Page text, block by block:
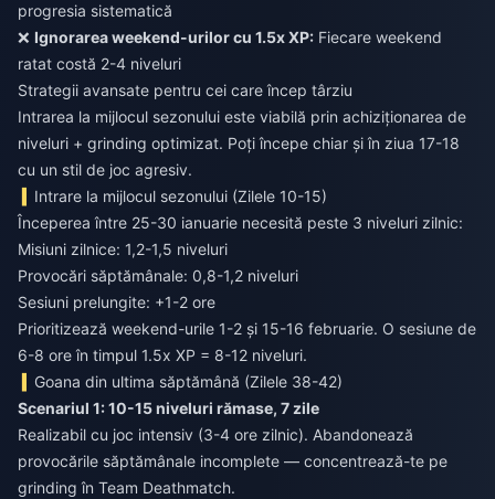
progresia sistematică
❌ Ignorarea weekend-urilor cu 1.5x XP: Fiecare weekend
ratat costă 2-4 niveluri
Strategii avansate pentru cei care încep târziu
Intrarea la mijlocul sezonului este viabilă prin achiziționarea de
niveluri + grinding optimizat. Poți începe chiar și în ziua 17-18
cu un stil de joc agresiv.
Intrare la mijlocul sezonului (Zilele 10-15)
Începerea între 25-30 ianuarie necesită peste 3 niveluri zilnic:
Misiuni zilnice: 1,2-1,5 niveluri
Provocări săptămânale: 0,8-1,2 niveluri
Sesiuni prelungite: +1-2 ore
Prioritizează weekend-urile 1-2 și 15-16 februarie. O sesiune de
6-8 ore în timpul 1.5x XP = 8-12 niveluri.
Goana din ultima săptămână (Zilele 38-42)
Scenariul 1: 10-15 niveluri rămase, 7 zile
Realizabil cu joc intensiv (3-4 ore zilnic). Abandonează
provocările săptămânale incomplete — concentrează-te pe
grinding în Team Deathmatch.